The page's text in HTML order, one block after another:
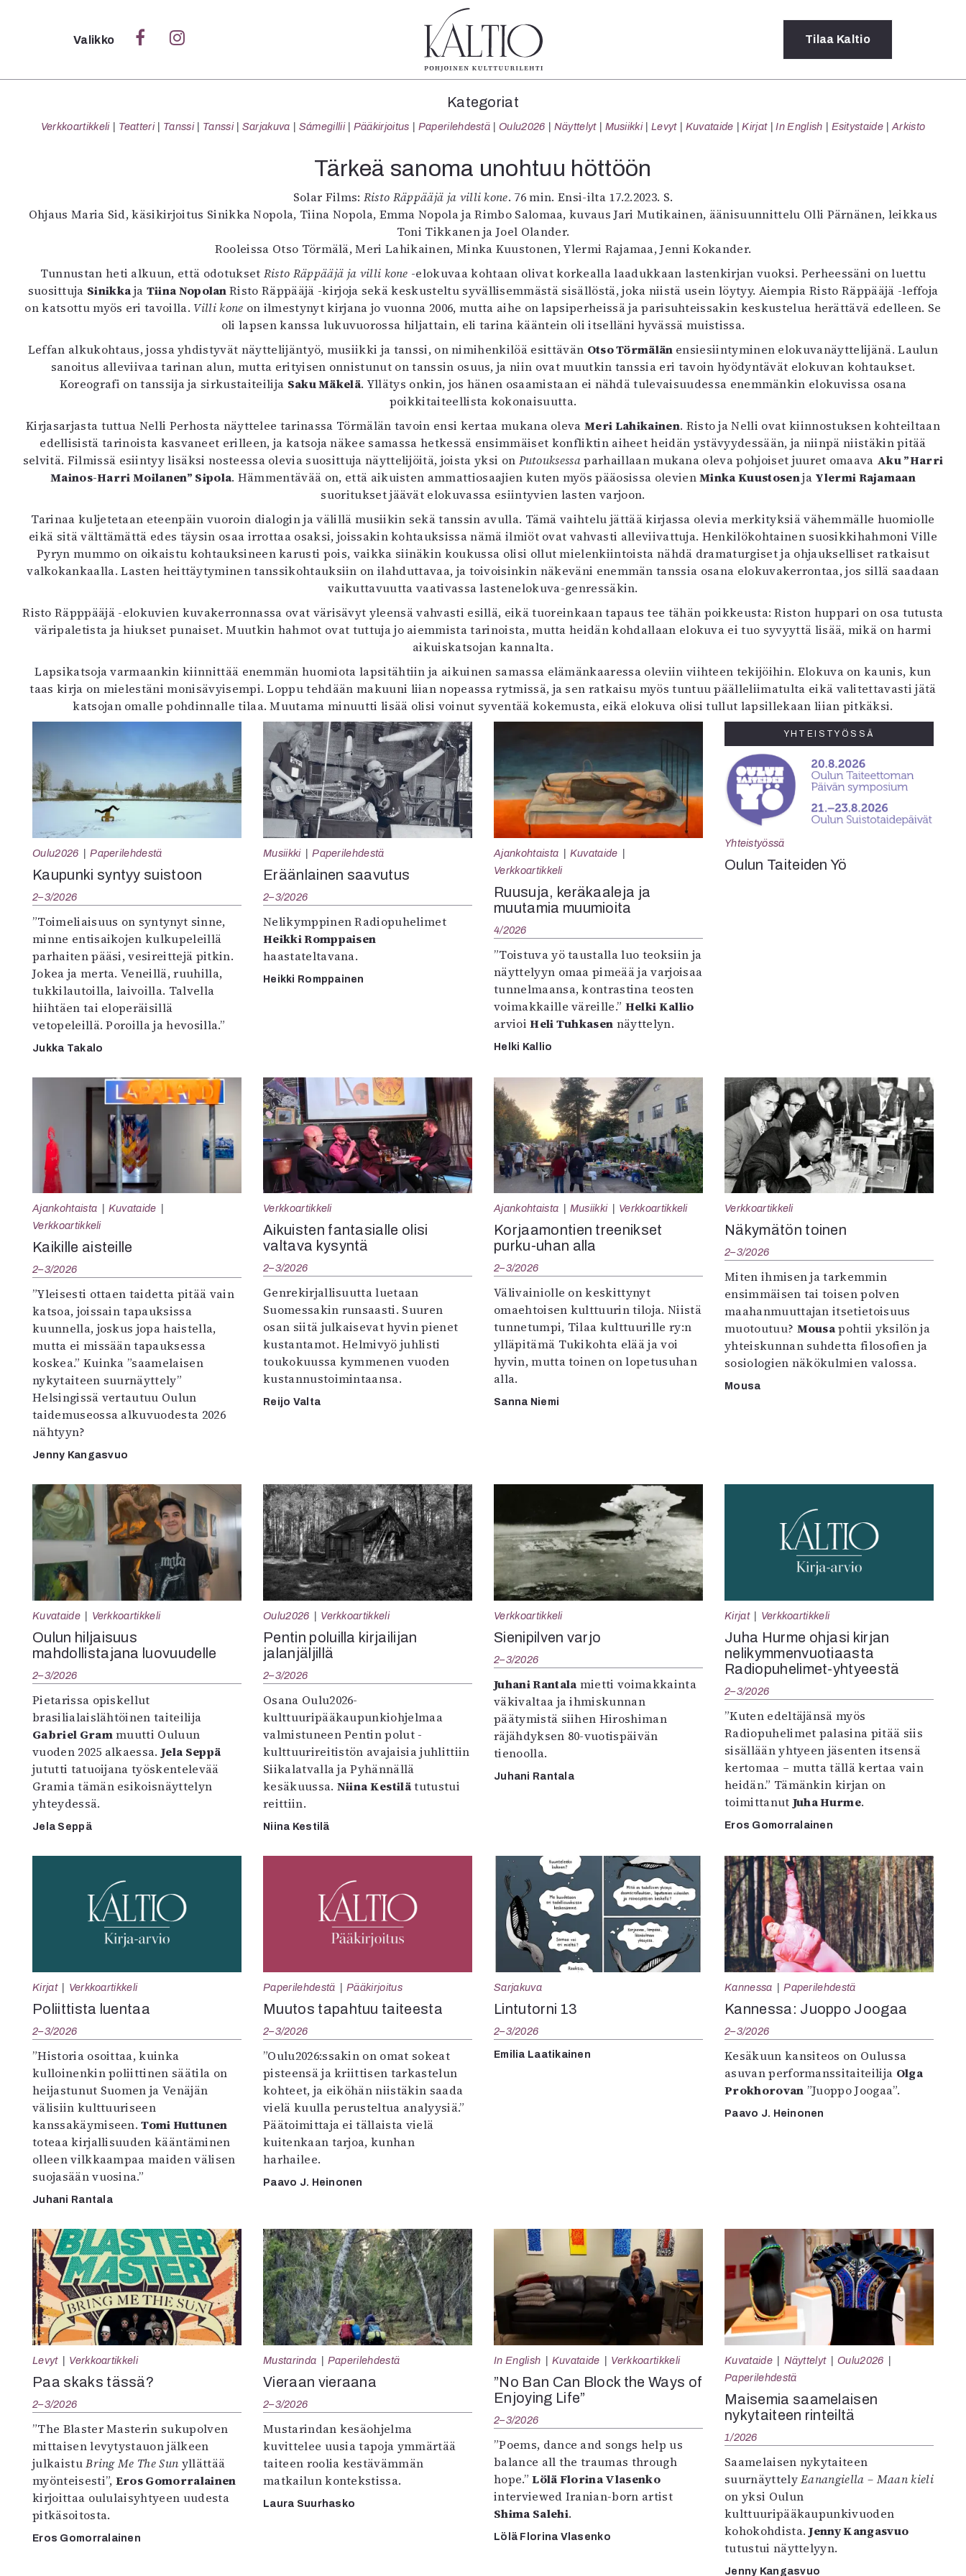
Sulje
Verkkoartikkeli
Tanssi
Tanssi
Sarjakuva
Sámegillii
Paperilehdestä
Näyttelyt
Musiikki
Levyt
Kuvataide
Kirjat
In English
Esitystaide
Lehdet
4/2026
6/2025
5/2025 saame
5/2025
Lehtiarkisto
Tilaus ja
Yhteistyössä
Toimitus
Mediatiedot
Kaltio ry
Valikko Tilaa Kaltio
Kategoriat
Verkkoartikkeli Teatteri Tanssi Tanssi Sarjakuva Sámegillii Pääkirjoitus Paperilehdestä Oulu2026 Näyttelyt Musiikki Levyt Kuvataide Kirjat In English Esitystaide Arkisto
Tärkeä sanoma unohtuu höttöön
Solar Films: Risto Räppääjä ja villi kone. 76 min. Ensi-ilta 17.2.2023. S.
Ohjaus Maria Sid, käsikirjoitus Sinikka Nopola, Tiina Nopola, Emma Nopola ja Rimbo Salomaa, kuvaus Jari Mutikainen, äänisuunnittelu Olli Pärnänen, leikkaus
Toni Tikkanen ja Joel Olander.
Rooleissa Otso Törmälä, Meri Lahikainen, Minka Kuustonen, Ylermi Rajamaa, Jenni Kokander.
Tunnustan heti alkuun, että odotukset Risto Räppääjä ja villi kone -elokuvaa kohtaan olivat korkealla laadukkaan lastenkirjan vuoksi. Perheessäni on luettu
suosittuja Sinikkaja Tiina NopolanRisto Räppääjä -kirjoja sekä keskusteltu syvällisemmästä sisällöstä, joka niistä usein löytyy. Aiempia Risto Räppääjä -leffoja
on katsottu myös eri tavoilla. Villi kone on ilmestynyt kirjana jo vuonna 2006, mutta aihe on lapsiperheissä ja parisuhteissakin keskustelua herättävä edelleen. Se
oli lapsen kanssa lukuvuorossa hiljattain, eli tarina kääntein oli itselläni hyvässä muistissa.
Leffan alkukohtaus, jossa yhdistyvät näyttelijäntyö, musiikki ja tanssi, on nimihenkilöä esittävän Otso Törmälän ensiesiintyminen elokuvanäyttelijänä. Laulun
sanoitus alleviivaa tarinan alun, mutta erityisen onnistunut on tanssin osuus, ja niin ovat muutkin tanssia eri tavoin hyödyntävät elokuvan kohtaukset.
Koreografi on tanssija ja sirkustaiteilija Saku Mäkelä. Yllätys onkin, jos hänen osaamistaan ei nähdä tulevaisuudessa enemmänkin elokuvissa osana
poikkitaiteellista kokonaisuutta.
Kirjasarjasta tuttua Nelli Perhosta näyttelee tarinassa Törmälän tavoin ensi kertaa mukana olevaMeri Lahikainen. Risto ja Nelli ovat kiinnostuksen kohteiltaan
edellisistä tarinoista kasvaneet erilleen, ja katsoja näkee samassa hetkessä ensimmäiset konfliktin aiheet heidän ystävyydessään, ja niinpä niistäkin pitää
selvitä. Filmissä esiintyy lisäksi nosteessa olevia suosittuja näyttelijöitä, joista yksi on Putouksessaparhaillaan mukana oleva pohjoiset juuret omaava Aku ”Harri
Mainos-Harri Moilanen” Sipola. Hämmentävää on, että aikuisten ammattiosaajien kuten myös pääosissa olevienMinka Kuustosenja Ylermi Rajamaan
suoritukset jäävät elokuvassa esiintyvien lasten varjoon.
Tarinaa kuljetetaan eteenpäin vuoroin dialogin ja välillä musiikin sekä tanssin avulla. Tämä vaihtelu jättää kirjassa olevia merkityksiä vähemmälle huomiolle
eikä sitä välttämättä edes täysin osaa irrottaa osaksi, joissakin kohtauksissa nämä ilmiöt ovat vahvasti alleviivattuja. Henkilökohtainen suosikkihahmoni Ville
Pyryn mummo on oikaistu kohtauksineen karusti pois, vaikka siinäkin koukussa olisi ollut mielenkiintoista nähdä dramaturgiset ja ohjaukselliset ratkaisut
valkokankaalla. Lasten heittäytyminen tanssikohtauksiin on ilahduttavaa, ja toivoisinkin näkeväni enemmän tanssia osana elokuvakerrontaa, jos sillä saadaan
vaikuttavuutta vaativassa lastenelokuva-genressäkin.
Risto Räpppääjä -elokuvien kuvakerronnassa ovat värisävyt yleensä vahvasti esillä, eikä tuoreinkaan tapaus tee tähän poikkeusta: Riston huppari on osa tutusta
väripaletista ja hiukset punaiset. Muutkin hahmot ovat tuttuja jo aiemmista tarinoista, mutta heidän kohdallaan elokuva ei tuo syvyyttä lisää, mikä on harmi
aikuiskatsojan kannalta.
Lapsikatsoja varmaankin kiinnittää enemmän huomiota lapsitähtiin ja aikuinen samassa elämänkaaressa oleviin viihteen tekijöihin. Elokuva on kaunis, kun
taas kirja on mielestäni monisävyisempi. Loppu tehdään makuuni liian nopeassa rytmissä, ja sen ratkaisu myös tuntuu päälleliimatulta eikä valitettavasti jätä
katsojan omalle pohdinnalle tilaa. Muutama minuutti lisää olisi voinut syventää kokemusta, eikä elokuva olisi tullut lapsillekaan liian pitkäksi.
Oulu2026 Paperilehdestä
Kaupunki syntyy suistoon
2–3/2026
”Toimeliaisuus on syntynyt sinne,
minne entisaikojen kulkupeleillä
parhaiten pääsi, vesireittejä pitkin.
Jokea ja merta. Veneillä, ruuhilla,
tukkilautoilla, laivoilla. Talvella
hiihtäen tai eloperäisillä
vetopeleillä. Poroilla ja hevosilla.”
Jukka Takalo
Musiikki Paperilehdestä
Eräänlainen saavutus
2–3/2026
Nelikymppinen Radiopuhelimet
Heikki Romppaisen
haastateltavana.
Heikki Romppainen
Ajankohtaista
Kuvataide
Verkkoartikkeli
Ruusuja, keräkaaleja ja
muutamia muumioita
4/2026
”Toistuva yö taustalla luo teoksiin ja
näyttelyyn omaa pimeää ja varjoisaa
tunnelmaansa, kontrastina teosten
voimakkaille väreille.” Helki Kallio
arvioiHeli Tuhkasen näyttelyn.
Helki Kallio
YHTEISTYÖSSÄ
Yhteistyössä
Oulun Taiteiden Yö
Ajankohtaista
Kuvataide
Verkkoartikkeli
Kaikille aisteille
2–3/2026
”Yleisesti ottaen taidetta pitää vain
katsoa, joissain tapauksissa
kuunnella, joskus jopa haistella,
mutta ei missään tapauksessa
koskea.” Kuinka ”saamelaisen
nykytaiteen suurnäyttely”
Helsingissä vertautuu Oulun
taidemuseossa alkuvuodesta 2026
nähtyyn?
Jenny Kangasvuo
Verkkoartikkeli
Aikuisten fantasialle olisi
valtava kysyntä
2–3/2026
Genrekirjallisuutta luetaan
Suomessakin runsaasti. Suuren
osan siitä julkaisevat hyvin pienet
kustantamot. Helmivyö juhlisti
toukokuussa kymmenen vuoden
kustannustoimintaansa.
Reijo Valta
Ajankohtaista Musiikki Verkkoartikkeli
Korjaamontien treenikset
purku-uhan alla
2–3/2026
Välivainiolle on keskittynyt
omaehtoisen kulttuurin tiloja. Niistä
tunnetumpi, Tilaa kulttuurille ry:n
ylläpitämä Tukikohta elää ja voi
hyvin, mutta toinen on lopetusuhan
alla.
Sanna Niemi
Verkkoartikkeli
Näkymätön toinen
2–3/2026
Miten ihmisen ja tarkemmin
ensimmäisen tai toisen polven
maahanmuuttajan itsetietoisuus
muotoutuu? Mousapohtii yksilön ja
yhteiskunnan suhdetta filosofien ja
sosiologien näkökulmien valossa.
Mousa
Kuvataide Verkkoartikkeli
Oulun hiljaisuus
mahdollistajana luovuudelle
2–3/2026
Pietarissa opiskellut
brasilialaislähtöinen taiteilija
Gabriel Grammuutti Ouluun
vuoden 2025 alkaessa.Jela Seppä
jututti tatuoijana työskentelevää
Gramia tämän esikoisnäyttelyn
yhteydessä.
Jela Seppä
Oulu2026 Verkkoartikkeli
Pentin poluilla kirjailijan
jalanjäljillä
2–3/2026
Osana Oulu2026-
kulttuuripääkaupunkiohjelmaa
valmistuneen Pentin polut -
kulttuurireitistön avajaisia juhlittiin
Siikalatvalla ja Pyhännällä
kesäkuussa. Niina Kestilätutustui
reittiin.
Niina Kestilä
Verkkoartikkeli
Sienipilven varjo
2–3/2026
Juhani Rantala mietti voimakkainta
väkivaltaa ja ihmiskunnan
päätymistä siihen Hiroshiman
räjähdyksen 80-vuotispäivän
tienoolla.
Juhani Rantala
Kirjat Verkkoartikkeli
Juha Hurme ohjasi kirjan
nelikymmenvuotiaasta
Radiopuhelimet-yhtyeestä
2–3/2026
”Kuten edeltäjänsä myös
Radiopuhelimet palasina pitää siis
sisällään yhtyeen jäsenten itsensä
kertomaa – mutta tällä kertaa vain
heidän.” Tämänkin kirjan on
toimittanut Juha Hurme.
Eros Gomorralainen
Kirjat Verkkoartikkeli
Poliittista luentaa
2–3/2026
”Historia osoittaa, kuinka
kulloinenkin poliittinen säätila on
heijastunut Suomen ja Venäjän
välisiin kulttuuriseen
kanssakäymiseen.Tomi Huttunen
toteaa kirjallisuuden kääntäminen
olleen vilkkaampaa maiden välisen
suojasään vuosina.”
Juhani Rantala
Paperilehdestä Pääkirjoitus
Muutos tapahtuu taiteesta
2–3/2026
”Oulu2026:ssakin on omat sokeat
pisteensä ja kriittisen tarkastelun
kohteet, ja eiköhän niistäkin saada
vielä kuulla perusteltua analyysiä.”
Päätoimittaja ei tällaista vielä
kuitenkaan tarjoa, kunhan
harhailee.
Paavo J. Heinonen
Sarjakuva
Lintutorni 13
2–3/2026
Emilia Laatikainen
Kannessa Paperilehdestä
Kannessa: Juoppo Joogaa
2–3/2026
Kesäkuun kansiteos on Oulussa
asuvan performanssitaiteilija Olga
Prokhorovan ”Juoppo Joogaa”.
Paavo J. Heinonen
Levyt Verkkoartikkeli
Paa skaks tässä?
2–3/2026
”The Blaster Masterin sukupolven
mittaisen levytystauon jälkeen
julkaistuBring Me The Sun yllättää
myönteisesti”, Eros Gomorralainen
kirjoittaa oululaisyhtyeen uudesta
pitkäsoitosta.
Eros Gomorralainen
Mustarinda Paperilehdestä
Vieraan vieraana
2–3/2026
Mustarindan kesäohjelma
kuvittelee uusia tapoja ymmärtää
taiteen roolia kestävämmän
matkailun kontekstissa.
Laura Suurhasko
In English Kuvataide Verkkoartikkeli
”No Ban Can Block the Ways of
Enjoying Life”
2–3/2026
”Poems, dance and songs help us
balance all the traumas through
hope.”Lölä Florina Vlasenko
interviewed Iranian-born artist
Shima Salehi.
Lölä Florina Vlasenko
Kuvataide Näyttelyt
Oulu2026
Paperilehdestä
Maisemia saamelaisen
nykytaiteen rinteiltä
1/2026
Saamelaisen nykytaiteen
suurnäyttelyEanangiella – Maan kieli
on yksi Oulun
kulttuuripääkaupunkivuoden
kohokohdista.Jenny Kangasvuo
tutustui näyttelyyn.
Jenny Kangasvuo